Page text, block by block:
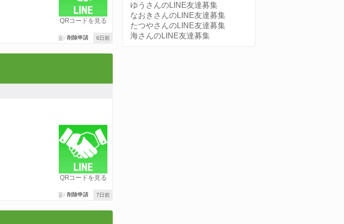
QRコードを見る
6日前
削除申請
QRコードを見る
7日前
削除申請
ゆうさんのLINE友達募集
なおきさんのLINE友達募集
たつやさんのLINE友達募集
海さんのLINE友達募集